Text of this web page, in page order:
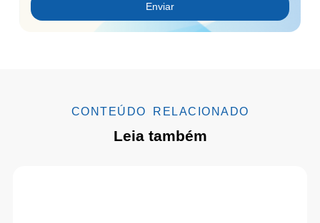
Enviar
CONTEÚDO RELACIONADO
Leia também